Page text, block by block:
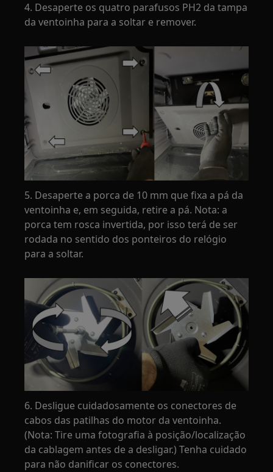
4. Desaperte os quatro parafusos PH2 da tampa
da ventoinha para a soltar e remover.
5. Desaperte a porca de 10 mm que fixa a pá da
ventoinha e, em seguida, retire a pá. Nota: a
porca tem rosca invertida, por isso terá de ser
rodada no sentido dos ponteiros do relógio
para a soltar.
6. Desligue cuidadosamente os conectores de
cabos das patilhas do motor da ventoinha.
(Nota: Tire uma fotografia à posição/localização
da cablagem antes de a desligar.) Tenha cuidado
para não danificar os conectores.